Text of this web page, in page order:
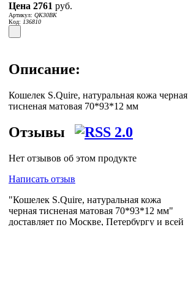
Цена 2761 руб.
Артикул: QK30BK
Код: 136810
Описание:
Кошелек S.Quire, натуральная кожа черная
тисненая матовая 70*93*12 мм
Отзывы
Нет отзывов об этом продукте
Написать отзыв
"Кошелек S.Quire, натуральная кожа
черная тисненая матовая 70*93*12 мм"
доставляет по Москве, Петербургу и всей